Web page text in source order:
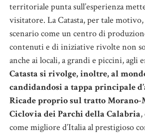
territoriale punta sull’esperienza
visitatore. La Catasta, per tale
scenario come un centro di
contenuti e di iniziative rivolte non
anche ai locali, a grandi e piccini, agli
Catasta si rivolge, inoltre, al
candidandosi a tappa principale
Ricade proprio sul tratto
Ciclovia dei Parchi della Calabria,
come migliore d’Italia al prestigioso